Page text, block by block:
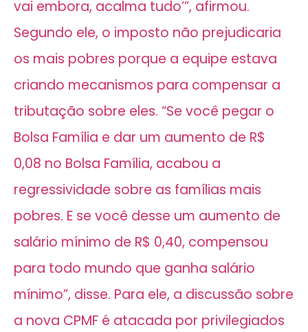
vai embora, acalma tudo’”, afirmou.
Segundo ele, o imposto não prejudicaria
os mais pobres porque a equipe estava
criando mecanismos para compensar a
tributação sobre eles. “Se você pegar o
Bolsa Família e dar um aumento de R$
0,08 no Bolsa Família, acabou a
regressividade sobre as famílias mais
pobres. E se você desse um aumento de
salário mínimo de R$ 0,40, compensou
para todo mundo que ganha salário
mínimo”, disse. Para ele, a discussão sobre
a nova CPMF é atacada por privilegiados